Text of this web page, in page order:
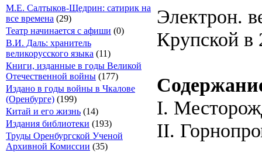
М.Е. Салтыков-Щедрин: сатирик на
все времена (29)
Театр начинается с афиши (0)
В.И. Даль: хранитель
великорусского языка (11)
Книги, изданные в годы Великой
Отечественной войны (177)
Издано в годы войны в Чкалове
(Оренбурге) (199)
Китай и его жизнь (14)
Издания библиотеки (193)
Труды Оренбургской Ученой
Архивной Комиссии (35)
Электрон.
Крупской в
I.
II.